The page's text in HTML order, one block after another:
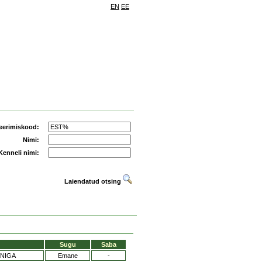
EN EE
Nimi:
nimi:
Laiendatud otsing
Sugu
Saba
Emane -